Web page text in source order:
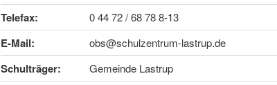
Telefax: 0 44 72 / 68 78 8-13
E-Mail: obs@schulzentrum-lastrup.de
Schulträger: Gemeinde Lastrup